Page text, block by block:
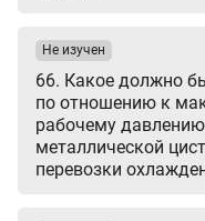
66. Какое должно
по отношению к
рабочему
металлической
перевозки
Не изучен